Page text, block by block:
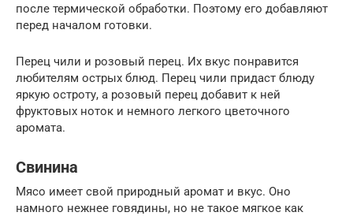
после термической обработки. Поэтому его добавляют
перед началом готовки.
Перец чили и розовый перец. Их вкус понравится
любителям острых блюд. Перец чили придаст блюду
яркую остроту, а розовый перец добавит к ней
фруктовых ноток и немного легкого цветочного
аромата.
Свинина
Мясо имеет свой природный аромат и вкус. Оно
намного нежнее говядины, но не такое мягкое как